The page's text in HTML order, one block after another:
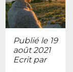
Publié le 19
août 2021
Ecrit par